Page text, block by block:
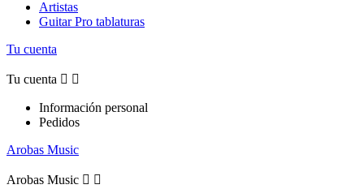
Artistas
Guitar Pro tablaturas
Tu cuenta
Tu cuenta  
Información personal
Pedidos
Arobas Music
Arobas Music  